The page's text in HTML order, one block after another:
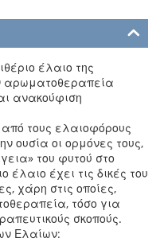
έλαιο της
αρωματοθεραπεία
ανακούφιση
τους ελαιοφόρους
ουσία οι ορμόνες τους,
του φυτού στο
έλαιο έχει τις δικές του
χάρη στις οποίες,
τόσο για
σκοπούς.
Ελαίων: